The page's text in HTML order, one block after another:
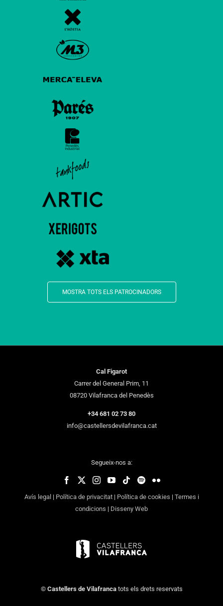
MOSTRA TOTS ELS PATROCINADORS
Cal Figarot
Carrer del General Prim, 11
08720 Vilafranca del Penedès
+34 681 02 73 80
info@castellersdevilafranca.cat
Segueix-nos a:
Avís legal | Política de privacitat| Política de cookies | Termes i
condicions | Disseny Web
© Castellers de Vilafrancatots els drets reservats